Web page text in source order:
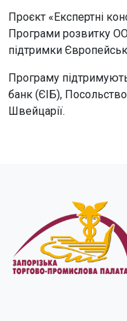
Проєкт «Експертні
Програми розвитку
підтримки
Програму
банк (ЄІБ),
Швейцарії.